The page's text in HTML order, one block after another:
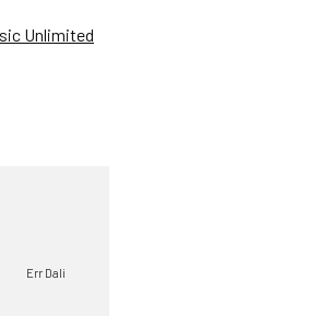
Unlimited
Err Dali